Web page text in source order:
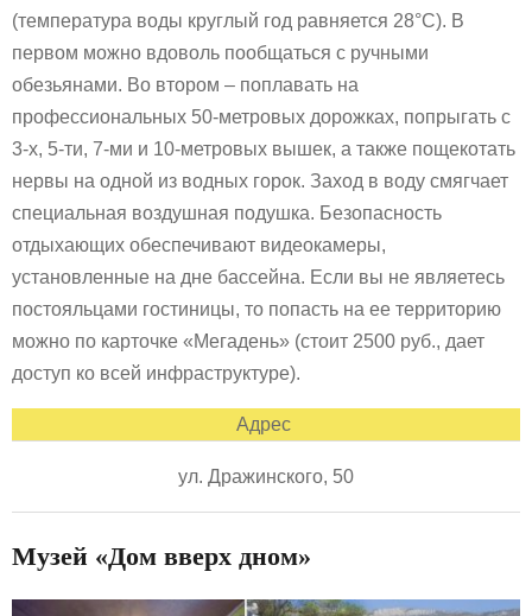
(температура воды круглый год равняется 28°C). В
первом можно вдоволь пообщаться с ручными
обезьянами. Во втором – поплавать на
профессиональных 50-метровых дорожках, попрыгать с
3-х, 5-ти, 7-ми и 10-метровых вышек, а также пощекотать
нервы на одной из водных горок. Заход в воду смягчает
специальная воздушная подушка. Безопасность
отдыхающих обеспечивают видеокамеры,
установленные на дне бассейна. Если вы не являетесь
постояльцами гостиницы, то попасть на ее территорию
можно по карточке «Мегадень» (стоит 2500 руб., дает
доступ ко всей инфраструктуре).
Адрес
ул. Дражинского, 50
Музей «Дом вверх дном»